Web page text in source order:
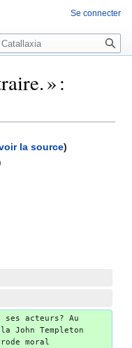
» :
la source)
acteurs? Au
John Templeton
moral
Se connecter